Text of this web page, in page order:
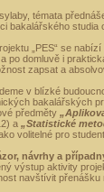
témata
bakalářského studia
„PES“ se
po domluvě i
zapsat a
v blízké
bakalářských
předměty
a „Statistické
volitelné pro
návrhy a
výstup aktivity
navštívit